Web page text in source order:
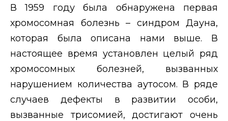
В 1959 году была обнаружена первая
хромосомная болезнь – синдром Дауна,
которая была описана нами выше. В
настоящее время установлен целый ряд
хромосомных болезней, вызванных
нарушением количества аутосом. В ряде
случаев дефекты в развитии особи,
вызванные трисомией, достигают очень